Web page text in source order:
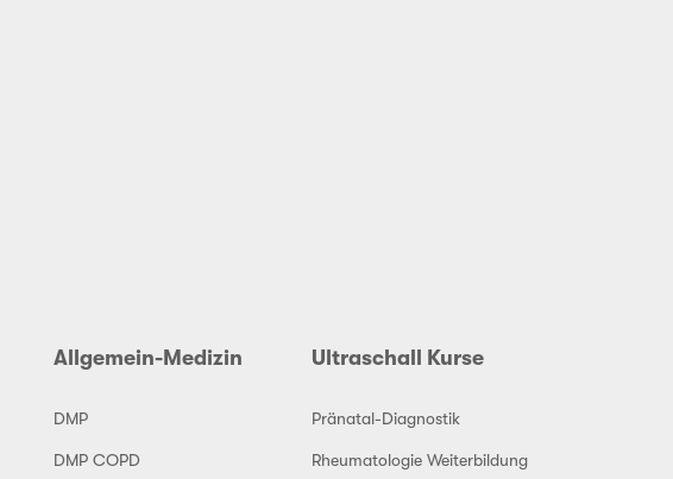
Allgemein-Medizin
DMP
DMP COPD
Ultraschall Kurse
Pränatal-Diagnostik
Rheumatologie Weiterbildung